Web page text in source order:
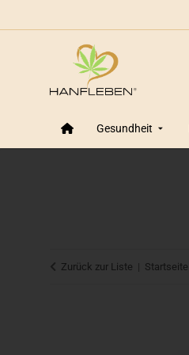
Gesundheit
Zurück zur Liste Startseite